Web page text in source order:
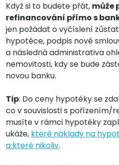
Když si to budete přát, může
refinancování přímo s
jen požádat o vyčíslení
hypotéce, podpis nové
a následná administrativa
nemovitosti, kdy se bude
novou banku.
Tip: Do ceny hypotéky se
co v souvislosti s pořízením/
musíte v rámci hypotéky
ukáže, které náklady na
a které nikoliv.